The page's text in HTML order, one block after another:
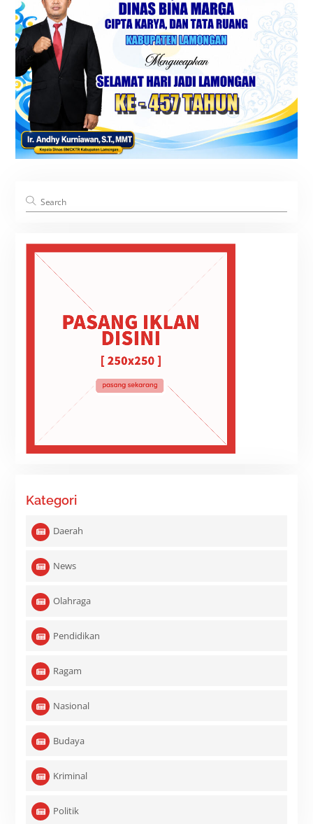
Kategori
Daerah
News
Olahraga
Pendidikan
Ragam
Nasional
Budaya
Kriminal
Politik